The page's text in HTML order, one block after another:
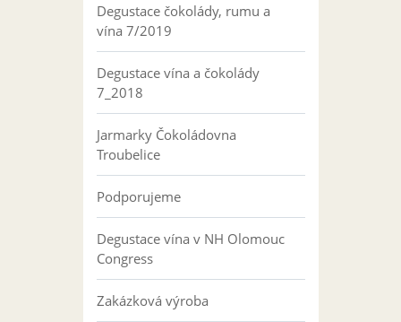
Degustace čokolády, rumu a
vína 7/2019
Degustace vína a čokolády
7_2018
Jarmarky Čokoládovna
Troubelice
Podporujeme
Degustace vína v NH Olomouc
Congress
Zakázková výroba